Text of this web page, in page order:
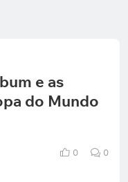
e as
do Mundo
0 0